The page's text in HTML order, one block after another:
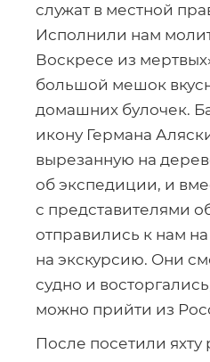
служат в местной
Исполнили нам
Воскресе из
большой мешок
домашних булочек.
икону Германа
вырезанную на
об экспедиции, и
с представителями
отправились к нам
на экскурсию. Они
судно и
можно прийти из
После посетили яхту